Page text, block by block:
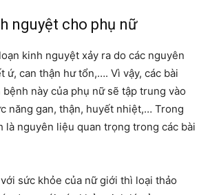
nguyệt cho phụ nữ
kinh nguyệt xảy ra do các nguyên
ứ, can thận hư tổn,…. Vì vậy, các bài
này của phụ nữ sẽ tập trung vào
năng gan, thận, huyết nhiệt,… Trong
là nguyên liệu quan trọng trong các bài
sức khỏe của nữ giới thì loại thảo